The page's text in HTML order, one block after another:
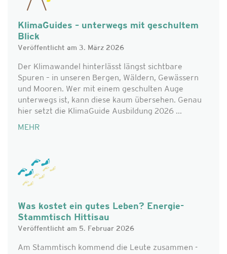
KlimaGuides – unterwegs mit geschultem
Blick
Veröffentlicht am 3. März 2026
Der Klimawandel hinterlässt längst sichtbare
Spuren – in unseren Bergen, Wäldern, Gewässern
und Mooren. Wer mit einem geschulten Auge
unterwegs ist, kann diese kaum übersehen. Genau
hier setzt die KlimaGuide Ausbildung 2026 ...
MEHR
Was kostet ein gutes Leben? Energie-
Stammtisch Hittisau
Veröffentlicht am 5. Februar 2026
Am Stammtisch kommend die Leute zusammen -